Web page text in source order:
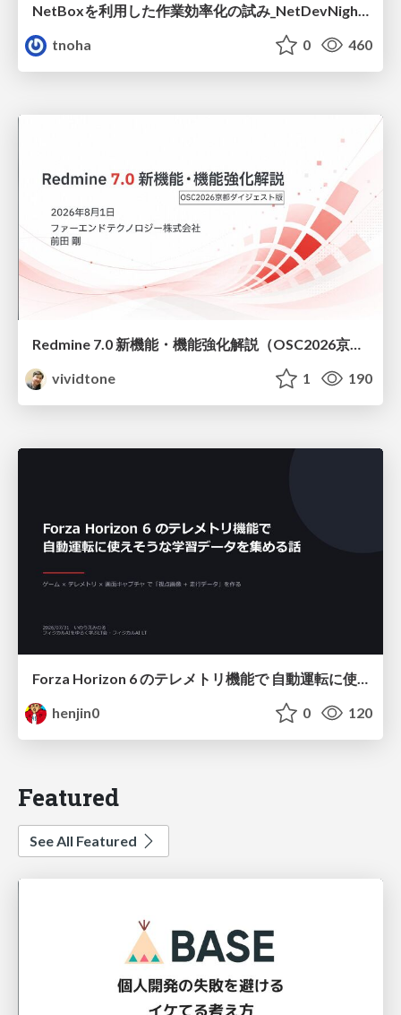
NetBoxを利用した作業効率化の試み_NetDevNight4
tnoha
0 460
Redmine 7.0 新機能・機能強化解説（OSC2026京都ダイジェスト版）
vividtone
1 190
henjin0
0 120
Featured
See All Featured